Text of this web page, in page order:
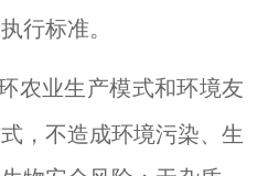
行标准。
农业生产模式和环境友
，不造成环境污染、生